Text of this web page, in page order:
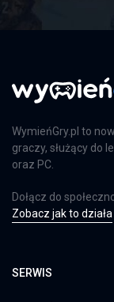
WymieńGry.pl to
graczy, służący do
oraz PC.
Dołącz do
Zobacz jak to działa
SERWIS